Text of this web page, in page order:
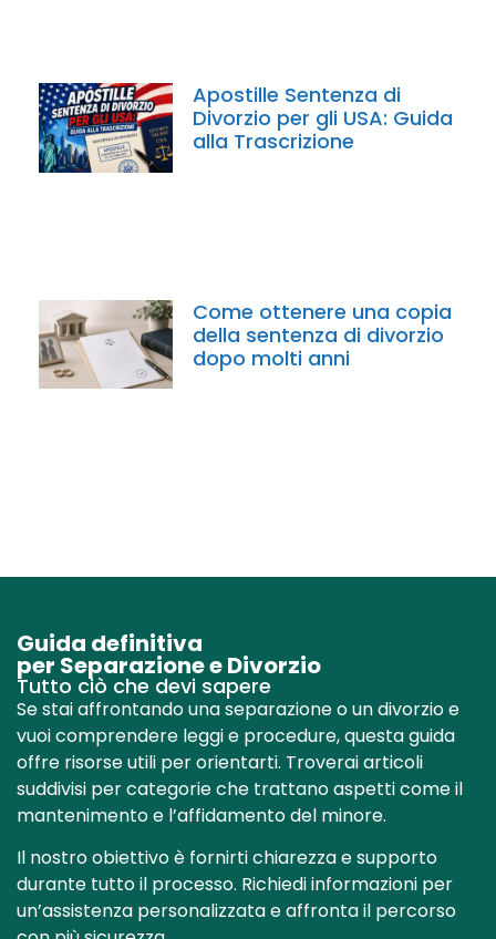
Apostille Sentenza di
Divorzio per gli USA: Guida
alla Trascrizione
Come ottenere una copia
della sentenza di divorzio
dopo molti anni
Guida definitiva
per Separazione e Divorzio
Tutto ciò che devi sapere
Se stai affrontando una separazione o un divorzio e
vuoi comprendere leggi e procedure, questa guida
offre risorse utili per orientarti. Troverai articoli
suddivisi per categorie che trattano aspetti come il
mantenimento e l’affidamento del minore.
Il nostro obiettivo è fornirti chiarezza e supporto
durante tutto il processo. Richiedi informazioni per
un’assistenza personalizzata e affronta il percorso